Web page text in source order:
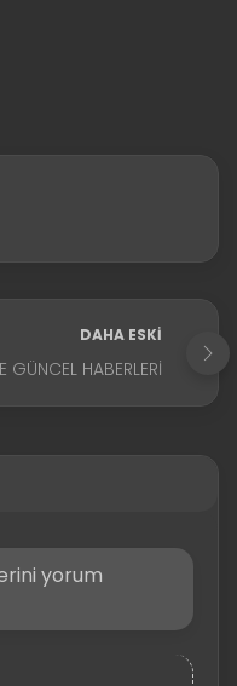
DAHA ESKI
GÜNCEL HABERLERI
yorum